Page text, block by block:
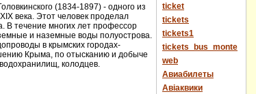
(1834-1897) - одного из
века. Этот человек проделал
В течение многих лет профессор
и наземные воды полуострова.
в крымских городах-
Крыма, по отысканию и добыче
колодцев.
ticket
tickets
tickets1
tickets_bus_monte
web
Авиабилеты
Авіаквики